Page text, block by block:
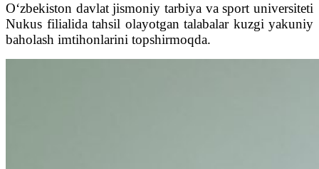
O‘zbekiston davlat jismoniy tarbiya va sport universiteti
Nukus filialida tahsil olayotgan talabalar kuzgi yakuniy
baholash imtihonlarini topshirmoqda.